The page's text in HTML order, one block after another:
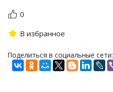
0
В избранное
Поделиться в социальные сети: